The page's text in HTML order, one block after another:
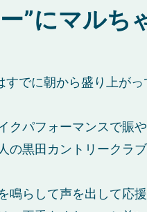
”にマルち
すでに朝から盛り上が
クパフォーマンスで賑
の黒田カントリークラ
鳴らして声を出して応援